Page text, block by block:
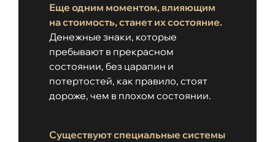
Еще одним моментом, влияющим
на стоимость, станет их состояние.
Денежные знаки, которые
пребывают в прекрасном
состоянии, без царапин и
потертостей, как правило, стоят
дороже, чем в плохом состоянии.
Существуют специальные системы